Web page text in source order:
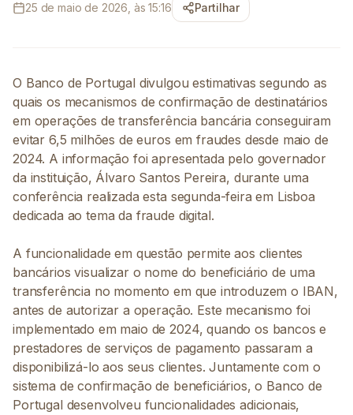
25 de maio de 2026, às 15:16 Partilhar
O Banco de Portugal divulgou estimativas segundo as
quais os mecanismos de confirmação de destinatários
em operações de transferência bancária conseguiram
evitar 6,5 milhões de euros em fraudes desde maio de
2024. A informação foi apresentada pelo governador
da instituição, Álvaro Santos Pereira, durante uma
conferência realizada esta segunda-feira em Lisboa
dedicada ao tema da fraude digital.
A funcionalidade em questão permite aos clientes
bancários visualizar o nome do beneficiário de uma
transferência no momento em que introduzem o IBAN,
antes de autorizar a operação. Este mecanismo foi
implementado em maio de 2024, quando os bancos e
prestadores de serviços de pagamento passaram a
disponibilizá-lo aos seus clientes. Juntamente com o
sistema de confirmação de beneficiários, o Banco de
Portugal desenvolveu funcionalidades adicionais,